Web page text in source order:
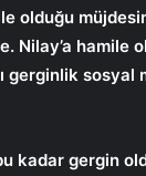
olduğu
Nilay’a hamile
gerginlik sosyal
kadar gergin